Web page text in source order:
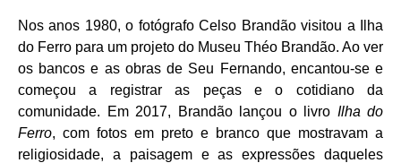
Nos anos 1980, o fotógrafo Celso Brandão visitou a Ilha
do Ferro para um projeto do Museu Théo Brandão. Ao ver
os bancos e as obras de Seu Fernando, encantou-se e
começou a registrar as peças e o cotidiano da
comunidade. Em 2017, Brandão lançou o livro Ilha do
Ferro, com fotos em preto e branco que mostravam a
religiosidade, a paisagem e as expressões daqueles